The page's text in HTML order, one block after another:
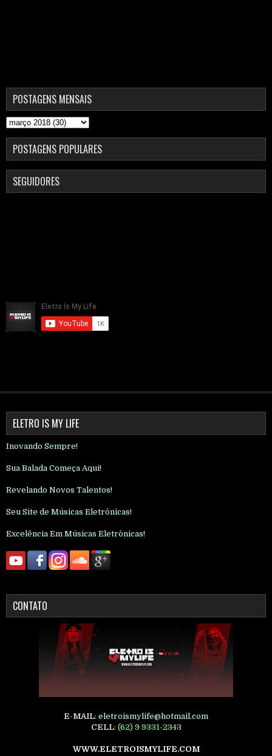
POSTAGENS MENSAIS
POSTAGENS POPULARES
SEGUIDORES
ELETRO IS MY LIFE
Inovando Sempre!
Sua Balada Começa Aqui!
Revelando Novos Talentos!
Seu Site de Músicas Eletrônicas!
Excelência Em Músicas Eletrônicas!
CONTATO
E-MAIL: eletroismylife@hotmail.com
CELL: (62) 9 9331-2343
WWW.ELETROISMYLIFE.COM